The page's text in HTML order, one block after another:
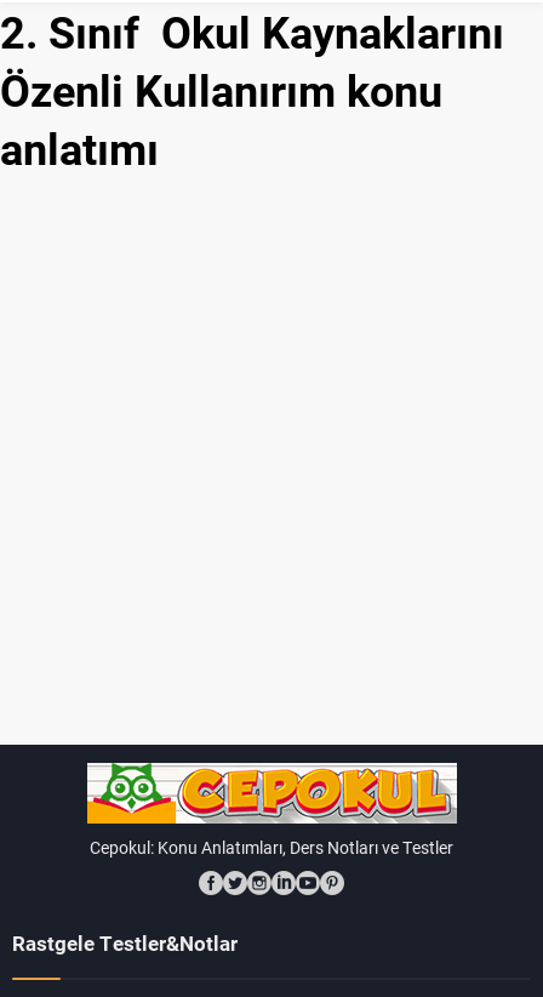
2. Sınıf Okul Kaynaklarını
Özenli Kullanırım konu
anlatımı
Cepokul: Konu Anlatımları, Ders Notları ve Testler
Rastgele Testler&Notlar